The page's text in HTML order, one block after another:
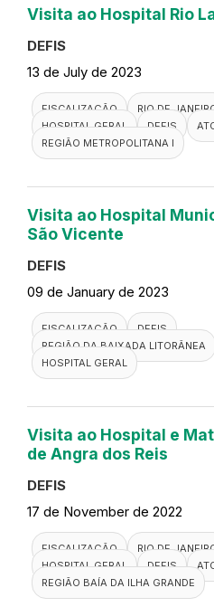
Visita ao Hospital Rio
DEFIS
13 de July de 2023
FISCALIZAÇÃO
RIO DE
HOSPITAL GERAL
DEFIS
REGIÃO METROPOLITANA I
Visita ao Hospital
São Vicente
DEFIS
09 de January de 2023
FISCALIZAÇÃO
DEFIS
REGIÃO DA BAIXADA LITORÂNEA
HOSPITAL GERAL
Visita ao Hospital e
de Angra dos Reis
DEFIS
17 de November de 2022
FISCALIZAÇÃO
RIO DE
HOSPITAL GERAL
DEFIS
REGIÃO BAÍA DA ILHA GRANDE